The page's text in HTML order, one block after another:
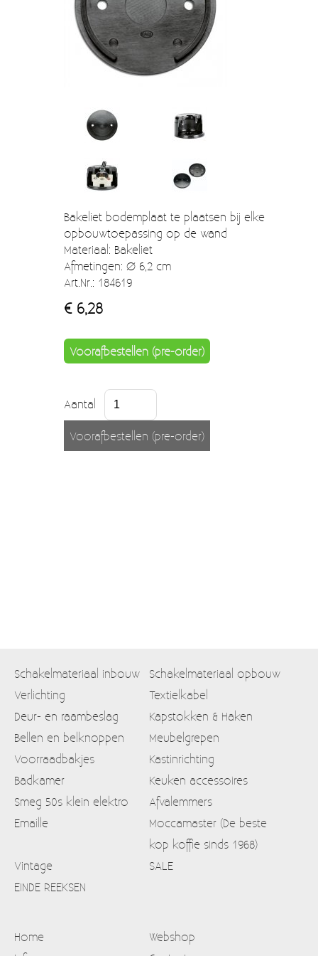
Deur- en raambeslag
Kapstokken & Haken
Bellen en belknoppen
Voorraadbakjes
Keuken accessoires
Smeg 50s klein elektro
Afvalemmers
EINDE REEKSEN
Verzendkosten
Bakeliet bodemplaat te plaatsen bij elke
opbouwtoepassing op de wand
Materiaal: Bakeliet
Afmetingen: Ø 6,2 cm
Art.Nr.: 184619
€ 6,28
Voorafbestellen (pre-order)
Aantal
Schakelmateriaal inbouw
Schakelmateriaal opbouw
Verlichting
Textielkabel
Deur- en raambeslag
Kapstokken & Haken
Bellen en belknoppen
Meubelgrepen
Voorraadbakjes
Kastinrichting
Badkamer
Keuken accessoires
Smeg 50s klein elektro
Afvalemmers
Emaille
Moccamaster (De beste
kop koffie sinds 1968)
Vintage
SALE
EINDE REEKSEN
Home
Webshop